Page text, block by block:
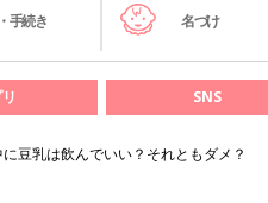
手続き 名づけ
SNS
に豆乳は飲んでいい？それともダメ？